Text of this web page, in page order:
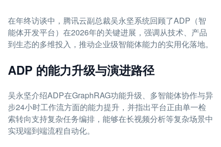
在年终访谈中，腾讯云副总裁吴永坚系统回顾了ADP（智
能体开发平台）在2026年的关键进展，强调从技术、产品
到生态的多维投入，推动企业级智能体能力的实用化落地。
ADP 的能力升级与演进路径
吴永坚介绍ADP在GraphRAG功能升级、多智能体协作与异
步24小时工作流方面的能力提升，并指出平台正由单一检
索转向支持复杂任务编排，能够在长视频分析等复杂场景中
实现端到端流程自动化。